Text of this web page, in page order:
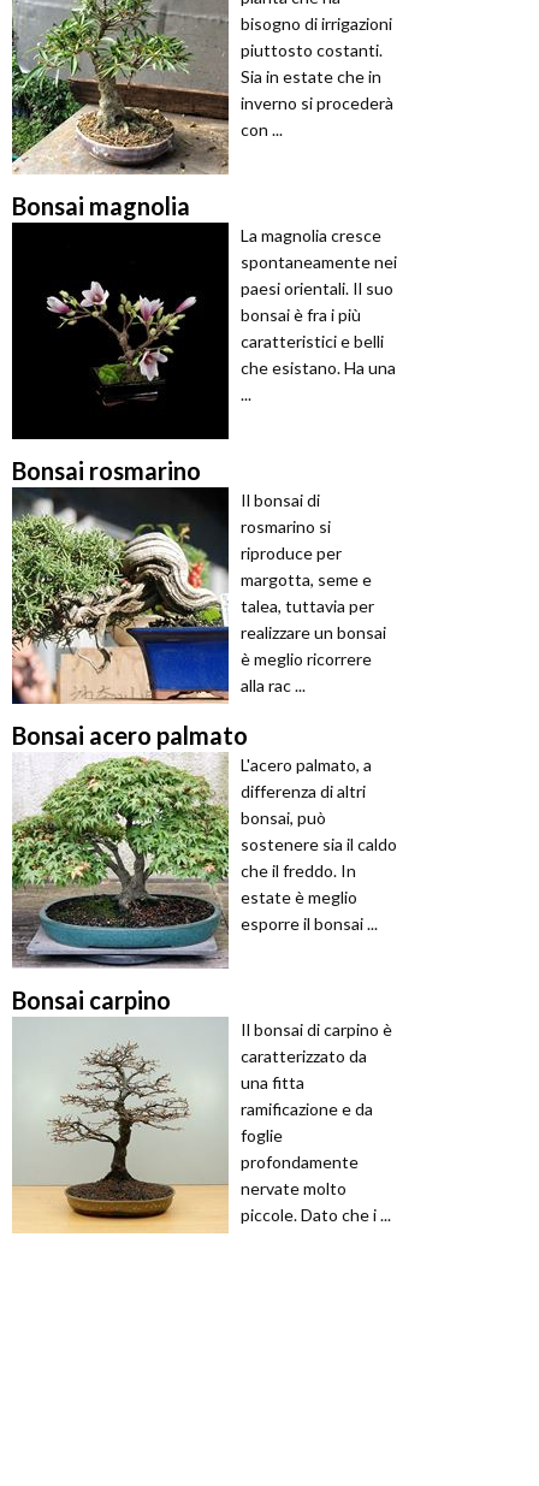
bisogno di irrigazioni
piuttosto costanti.
Sia in estate che in
inverno si procederà
con ...
Bonsai magnolia
La magnolia cresce
spontaneamente nei
paesi orientali. Il suo
bonsai è fra i più
caratteristici e belli
che esistano. Ha una
...
Bonsai rosmarino
Il bonsai di
rosmarino si
riproduce per
margotta, seme e
talea, tuttavia per
realizzare un bonsai
è meglio ricorrere
alla rac ...
Bonsai acero palmato
L'acero palmato, a
differenza di altri
bonsai, può
sostenere sia il caldo
che il freddo. In
estate è meglio
esporre il bonsai ...
Bonsai carpino
Il bonsai di carpino è
caratterizzato da
una fitta
ramificazione e da
foglie
profondamente
nervate molto
piccole. Dato che i ...